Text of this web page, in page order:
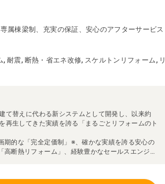
属棟梁制、充実の保証、安心のアフターサービス
, 耐震, 断熱・省エネ改修, スケルトンリフォーム, リ
て替えに代わる新システムとして開発し、以来約
再生してきた実績を誇る「まるごとリフォームのト
期的な「完全定価制」※、確かな実績を誇る安心の
高断熱リフォーム」、経験豊かなセールスエンジニ
施工品質を実現。